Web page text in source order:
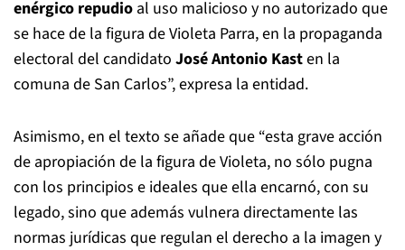
enérgico repudio al uso malicioso y no autorizado que
se hace de la figura de Violeta Parra, en la propaganda
electoral del candidato José Antonio Kasten la
comuna de San Carlos”, expresa la entidad.
Asimismo, en el texto se añade que “esta grave acción
de apropiación de la figura de Violeta, no sólo pugna
con los principios e ideales que ella encarnó, con su
legado, sino que además vulnera directamente las
normas jurídicas que regulan el derecho a la imagen y